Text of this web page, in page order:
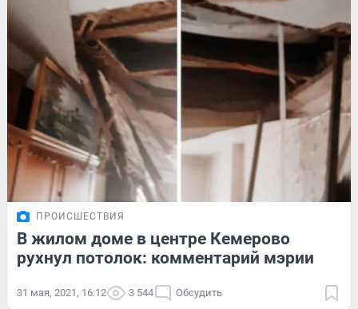
ПРОИСШЕСТВИЯ
В жилом доме в центре Кемерово
рухнул потолок: комментарий мэрии
31 мая, 2021, 16:12 3 544 Обсудить